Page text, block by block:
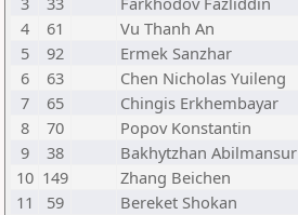
4
61 Vu Thanh An
5
92 Ermek Sanzhar
6
63 Chen Nicholas Yuileng
7
65 Chingis Erkhembayar
8
70 Popov Konstantin
9
38 Bakhytzhan Abilmansur
10 149 Zhang Beichen
11
59 Bereket Shokan